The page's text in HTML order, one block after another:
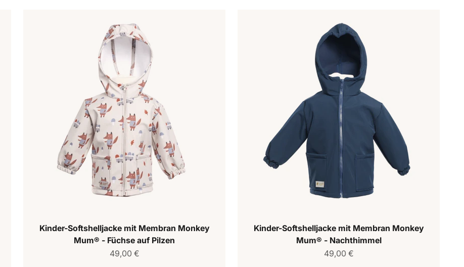
Kinder-Softshelljacke mit Membran Monkey
Mum® - Füchse auf Pilzen
Verkaufspreis
49,00 €
Kinder-Softshelljacke mit Membran Monkey
Mum® - Nachthimmel
Verkaufspreis
49,00 €